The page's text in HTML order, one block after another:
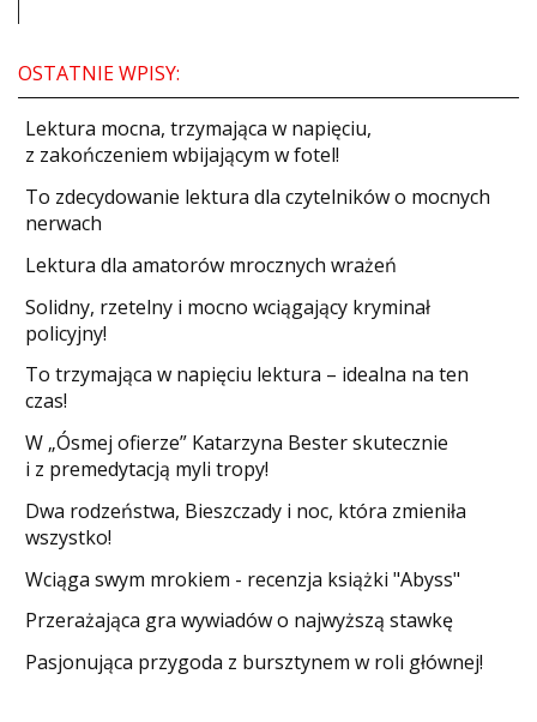
OSTATNIE WPISY:
​Lektura mocna, trzymająca w napięciu,
z zakończeniem wbijającym w fotel!
​To zdecydowanie lektura dla czytelników o mocnych
nerwach
Lektura dla amatorów mrocznych wrażeń
Solidny, rzetelny i mocno wciągający kryminał
policyjny!
​To trzymająca w napięciu lektura – idealna na ten
czas!
W „Ósmej ofierze” Katarzyna Bester skutecznie
i z premedytacją myli tropy!
Dwa rodzeństwa, Bieszczady i noc, która zmieniła
wszystko!
Wciąga swym mrokiem - recenzja książki "Abyss"
​Przerażająca gra wywiadów o najwyższą stawkę
Pasjonująca przygoda z bursztynem w roli głównej!